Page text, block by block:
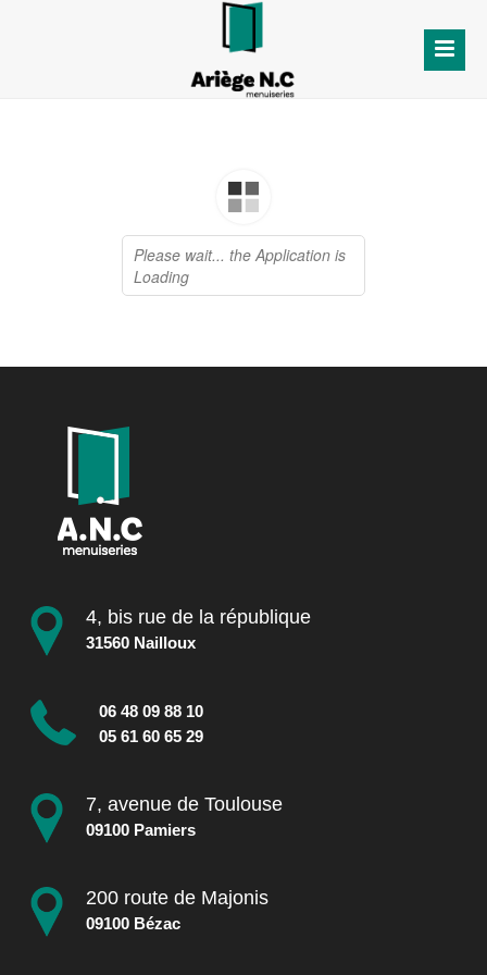
4, bis rue de la république
31560 Nailloux
06 48 09 88 10
05 61 60 65 29
7, avenue de Toulouse
09100 Pamiers
200 route de Majonis
09100 Bézac